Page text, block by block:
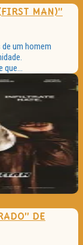
MAN)”
um homem
que...
DE